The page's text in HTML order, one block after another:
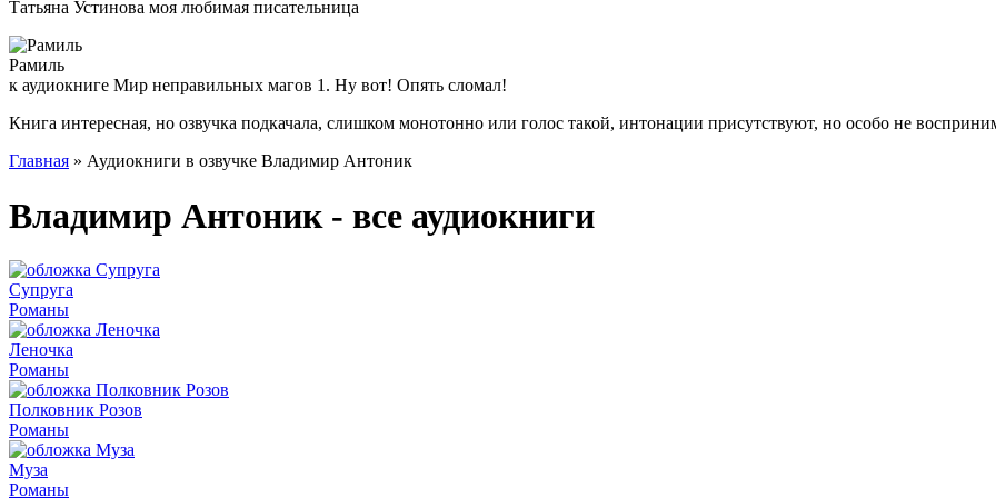
Татьяна Устинова моя любимая писательница
Рамиль
к аудиокниге Мир неправильных магов 1. Ну вот! Опять сломал!
Книга интересная, но озвучка подкачала, слишком монотонно или голос такой, интонации присутствуют, но особо не
Главная » Аудиокниги в озвучке Владимир Антоник
Владимир Антоник - все аудиокниги
Супруга
Романы
Леночка
Романы
Полковник Розов
Романы
Муза
Романы